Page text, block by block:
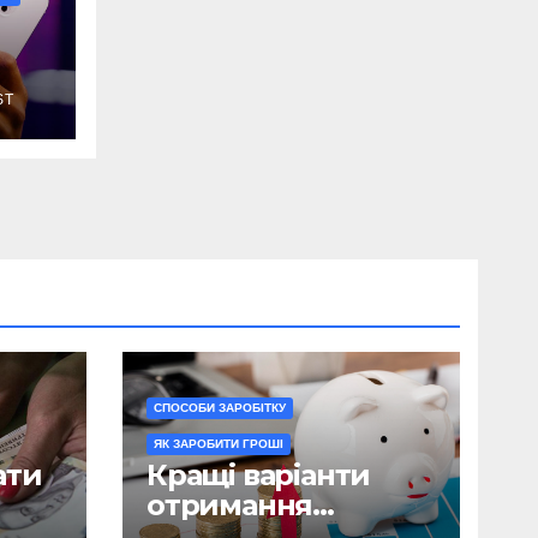
СПОСОБИ ЗАРОБІТКУ
ЯК ЗАРОБИТИ ГРОШІ
Кращі варіанти
отримання